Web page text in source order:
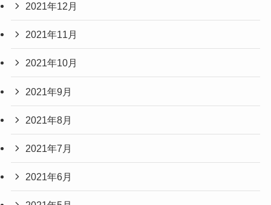
2021年12月
2021年11月
2021年10月
2021年9月
2021年8月
2021年7月
2021年6月